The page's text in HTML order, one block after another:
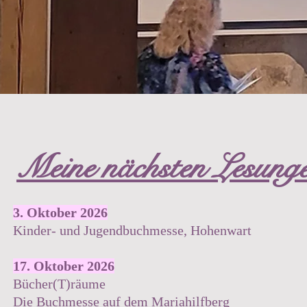
Meine nächsten
3. Oktober 2026
Kinder- und Jugendbuchmesse, Hohenwart
17. Oktober 2026
Bücher(T)räume
​Die Buchmesse auf dem Mariahilfberg